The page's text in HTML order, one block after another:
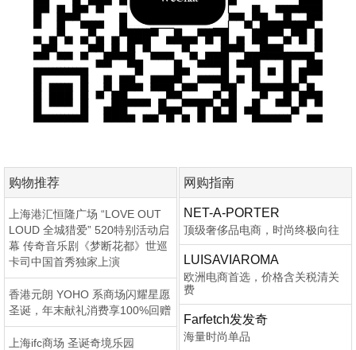
购物推荐
上海港汇恒隆广场 “LOVE OUT
LOUD 全城猎爱” 520特别活动启
幕 传奇音乐剧《梦断花都》世巡
卡司中国首秀独家上演
香港元朗 YOHO 系商场闪耀星愿
圣诞，年末献礼消费享100%回赠
上海ifc商场 圣诞奇境乐园
网购指南
NET-A-PORTER
顶级奢侈品电商，时尚终极向往
LUISAVIAROMA
欧洲电商首选，价格含关税清关
费
Farfetch发发奇
海量时尚单品